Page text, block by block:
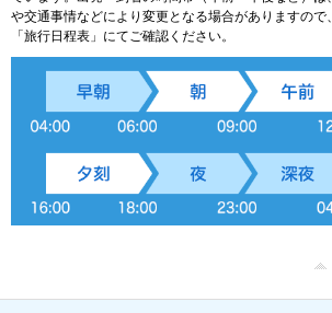
や交通事情などにより変更となる場合がありますので
「旅行日程表」にてご確認ください。